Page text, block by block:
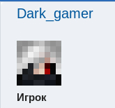
Dark_gamer
Игрок